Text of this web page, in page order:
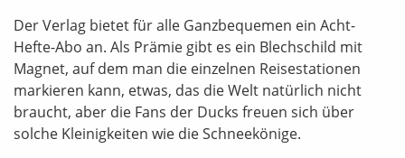
Der Verlag bietet für alle Ganzbequemen ein Acht-
Hefte-Abo an. Als Prämie gibt es ein Blechschild mit
Magnet, auf dem man die einzelnen Reisestationen
markieren kann, etwas, das die Welt natürlich nicht
braucht, aber die Fans der Ducks freuen sich über
solche Kleinigkeiten wie die Schneekönige.